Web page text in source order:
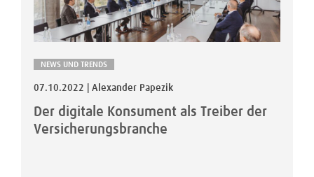
NEWS UND TRENDS
07.10.2022 | Alexander Papezik
Der digitale Konsument als Treiber der
Versicherungsbranche